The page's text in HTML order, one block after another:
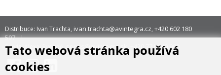
Distribuce: Ivan Trachta, ivan.trachta@avintegra.cz, +420 602 180
597
Servis: Alexej Rydzoň, servis@avintegra.sk, +420 771 140 900
Tato webová stránka používá
cookies